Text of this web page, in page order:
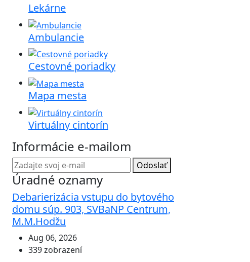
Lekárne
Ambulancie
Cestovné poriadky
Mapa mesta
Virtuálny cintorín
Informácie e-mailom
Odoslať
Úradné oznamy
Debarierizácia vstupu do bytového
domu súp. 903, SVBaNP Centrum,
M.M.Hodžu
Aug 06, 2026
339 zobrazení